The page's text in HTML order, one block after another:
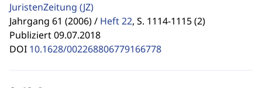
JuristenZeitung (JZ)
Jahrgang 61 (2006) / Heft 22, S. 1114-1115 (2)
Publiziert 09.07.2018
DOI 10.1628/002268806779166778